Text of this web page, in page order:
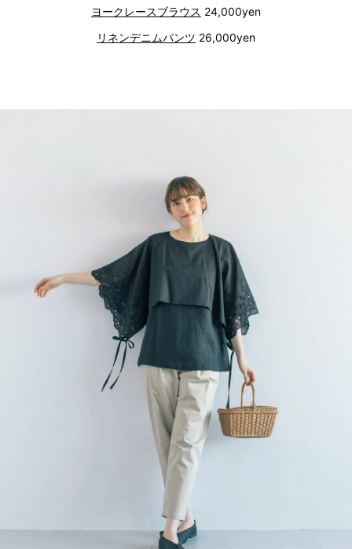
ヨークレースブラウス 24,000yen
リネンデニムパンツ 26,000yen